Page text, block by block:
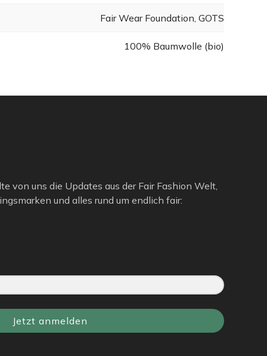
Fair Wear Foundation, GOTS
100% Baumwolle (bio)
von uns die Updates aus der Fair Fashion Welt,
und alles rund um endlich fair:
Jetzt anmelden